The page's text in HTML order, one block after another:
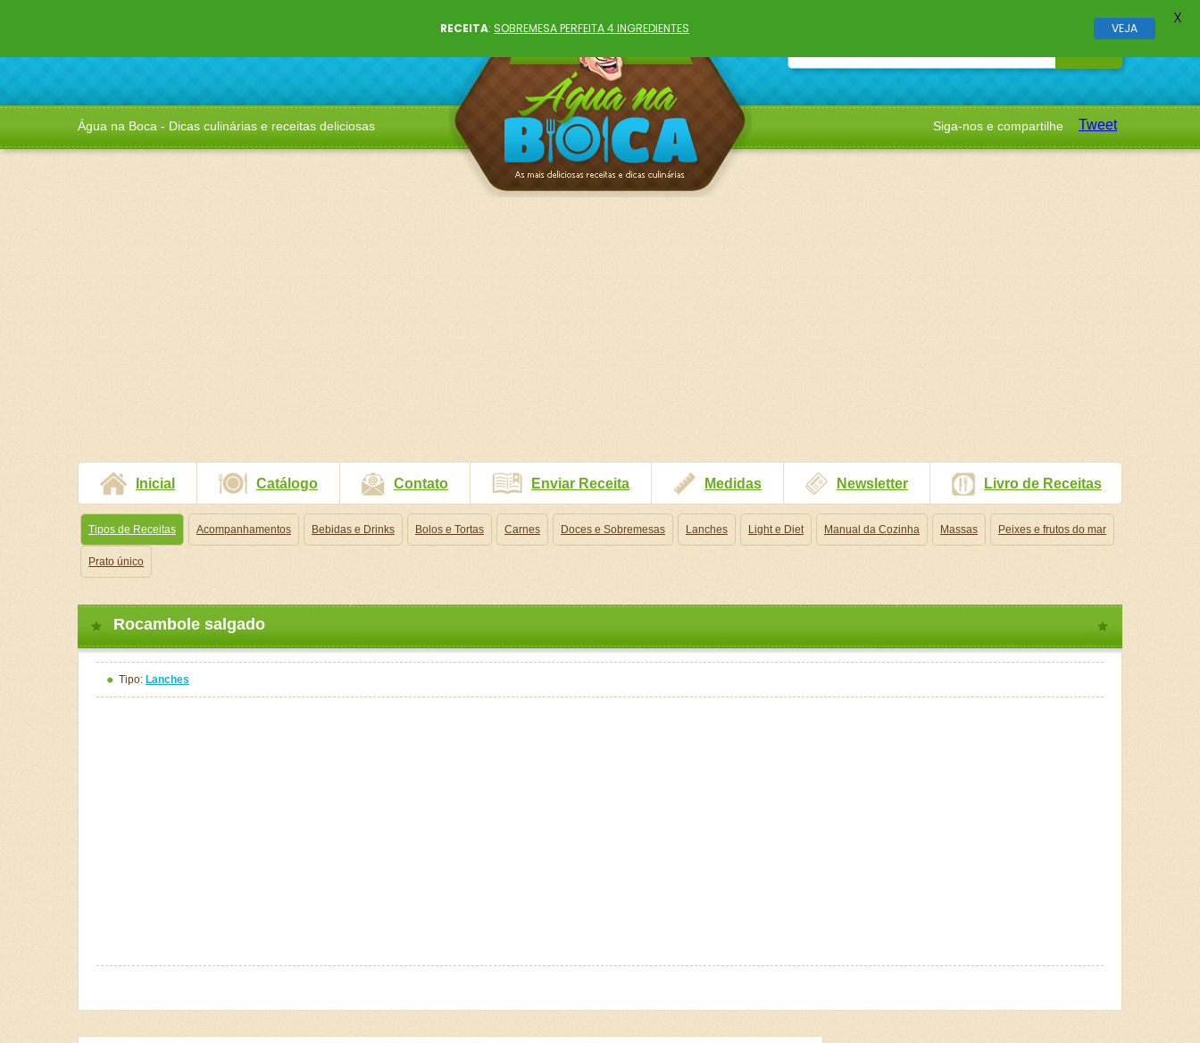
Água na Boca - Dicas culinárias e receitas deliciosas Siga-nos e compartilhe Tweet
Inicial Catálogo Contato Enviar Receita Medidas Newsletter Livro de Receitas
Tipos de Receitas Acompanhamentos Bebidas e Drinks Bolos e Tortas Carnes Doces e Sobremesas Lanches Light e Diet Manual da Cozinha Massas Peixes e frutos do mar
Prato único
Rocambole salgado
Tipo: Lanches
RECEITA: SOBREMESA PERFEITA 4 INGREDIENTES VEJA
X